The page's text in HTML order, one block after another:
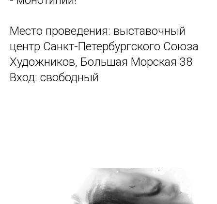
Место проведения: выставочный
центр Санкт-Петербургского Союза
Художников, Большая Морская 38
Вход: свободный